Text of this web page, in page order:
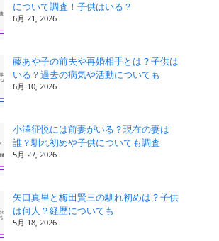
について調査！子供はいる？
6月 21, 2026
藤あや子の前夫や再婚相手とは？子供は
いる？過去の病気や活動についても
6月 10, 2026
小澤征悦には前妻がいる？現在の妻は
誰？馴れ初めや子供についても調査
5月 27, 2026
矢口真里と梅田賢三の馴れ初めは？子供
は何人？経歴についても
5月 18, 2026